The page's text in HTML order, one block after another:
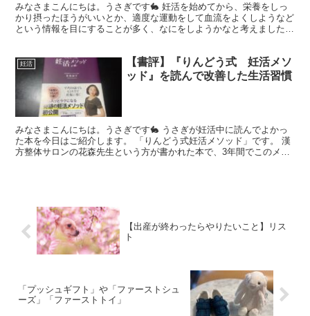
みなさまこんにちは。うさぎです🐇 妊活を始めてから、栄養をしっ
かり摂ったほうがいいとか、適度な運動をして血流をよくしようなど
という情報を目にすることが多く、なにをしようかなと考えました。
妊活
【書評】『りんどう式 妊活メソ
ッド』を読んで改善した生活習慣
みなさまこんにちは。うさぎです🐇 うさぎが妊活中に読んでよかっ
た本を今日はご紹介します。 「りんどう式妊活メソッド」です。 漢
方整体サロンの花森先生という方が書かれた本で、3年間でこのメソ
【出産が終わったらやりたいこと】リス
ト
「プッシュギフト」や「ファーストシュ
ーズ」「ファーストトイ」